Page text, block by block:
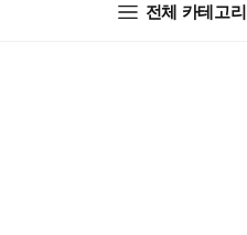
전체 카테고리